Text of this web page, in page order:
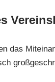
das